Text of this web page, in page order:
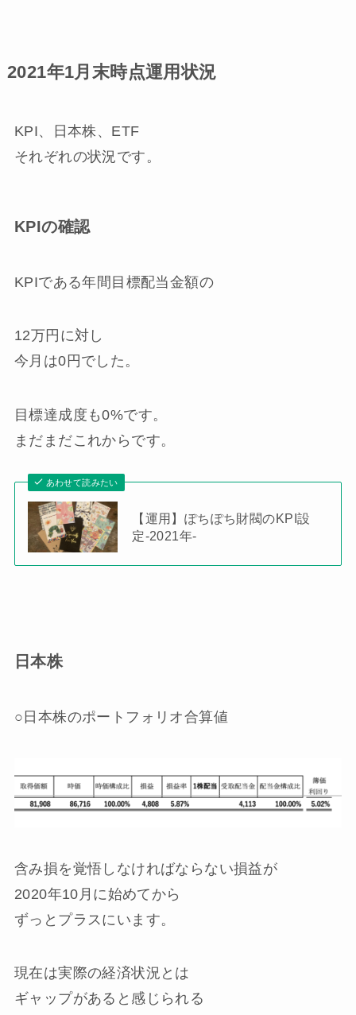
2021年1月末時点運用状況
KPI、日本株、ETF
それぞれの状況です。
KPIの確認
KPIである年間目標配当金額の
12万円 に対し
今月は0円 でした。
目標達成度も0%です。
まだまだこれからです。
あわせて読みたい
【運用】ぽちぽち財閥のKPI設
定-2021年-
日本株
○日本株のポートフォリオ合算値
含み損を覚悟しなければならない損益が
2020年10月に始めてから
ずっとプラスにいます。
現在は実際の経済状況とは
ギャップがあると感じられる